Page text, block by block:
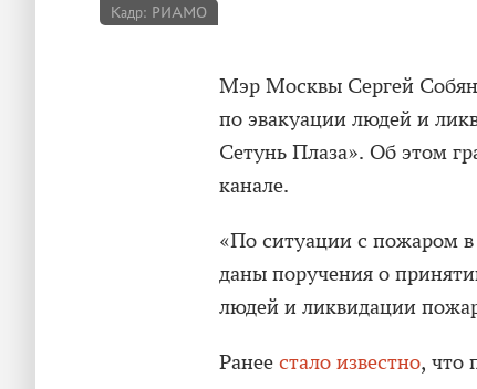
Кадр: РИАМО
Мэр Москвы Сергей
по эвакуации людей и
Сетунь Плаза». Об этом
канале.
«По ситуации с пожаром
даны поручения о
людей и ликвидации
Ранее стало известно, что